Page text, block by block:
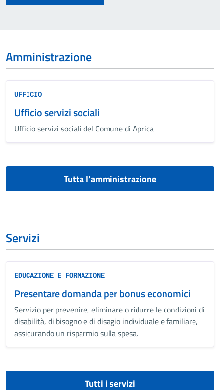
Amministrazione
UFFICIO
Ufficio servizi sociali
Ufficio servizi sociali del Comune di Aprica
Tutta l’amministrazione
Servizi
EDUCAZIONE E FORMAZIONE
Presentare domanda per bonus economici
Servizio per prevenire, eliminare o ridurre le condizioni di
disabilità, di bisogno e di disagio individuale e familiare,
assicurando un risparmio sulla spesa.
Tutti i servizi